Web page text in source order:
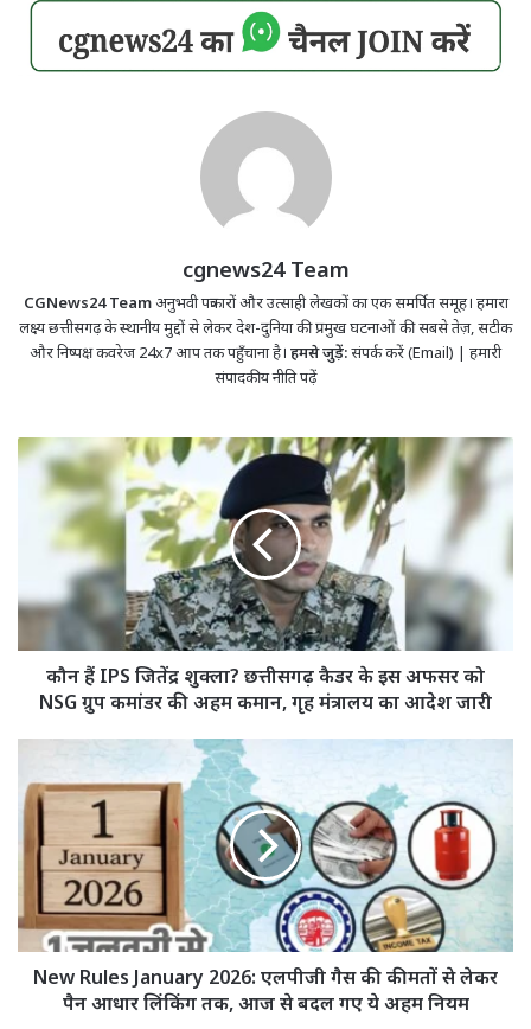
cgnews24 Team
CGNews24 Teamअनुभवी पत्रकारों और उत्साही लेखकों का एक समर्पित समूह। हमारा
लक्ष्य छत्तीसगढ़ के स्थानीय मुद्दों से लेकर देश-दुनिया की प्रमुख घटनाओं की सबसे तेज़, सटीक
और निष्पक्ष कवरेज 24x7 आप तक पहुँचाना है। हमसे जुड़ें:संपर्क करें (Email) | हमारी
संपादकीय नीति पढ़ें
कौन
शुक्ला?
छत्तीसगढ़
कैडर
के
इस
अफसर
की
कमान,
का
आदेश
जारी
कौन हैं IPS जितेंद्र शुक्ला? छत्तीसगढ़ कैडर के इस अफसर को
NSG ग्रुप कमांडर की अहम कमान, गृह मंत्रालय का आदेश जारी
January
एलपीजी
कीमतों
से
लेकरNew Rules January 2026: एलपीजी गैस की कीमतों से लेकर
पैन आधार लिंकिंग तक, आज से बदल गए ये अहम नियम